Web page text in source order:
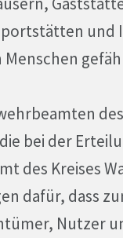
und
bei der
des Kreises
dafür, dass
Nutzer